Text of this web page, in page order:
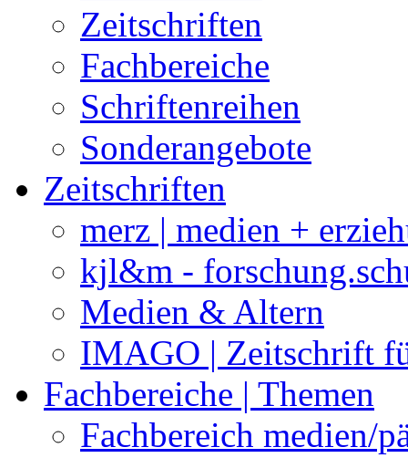
Zeitschriften
Fachbereiche
Schriftenreihen
Sonderangebote
Zeitschriften
merz | medien +
kjl&m -
Medien & Altern
IMAGO | Zeitschrift
Fachbereiche | Themen
Fachbereich medien/